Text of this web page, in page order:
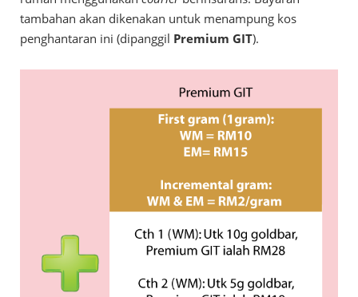
tambahan akan dikenakan untuk menampung kos
penghantaran ini (dipanggil Premium GIT).